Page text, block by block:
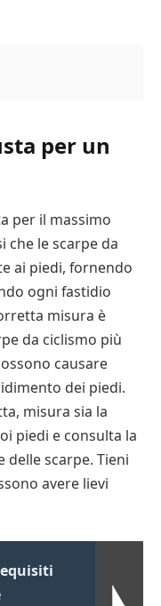
per un
per il massimo
che le scarpe da
ai piedi, fornendo
ogni fastidio
misura è
da ciclismo più
causare
dei piedi.
misura sia la
piedi e consulta la
scarpe. Tieni
avere lievi